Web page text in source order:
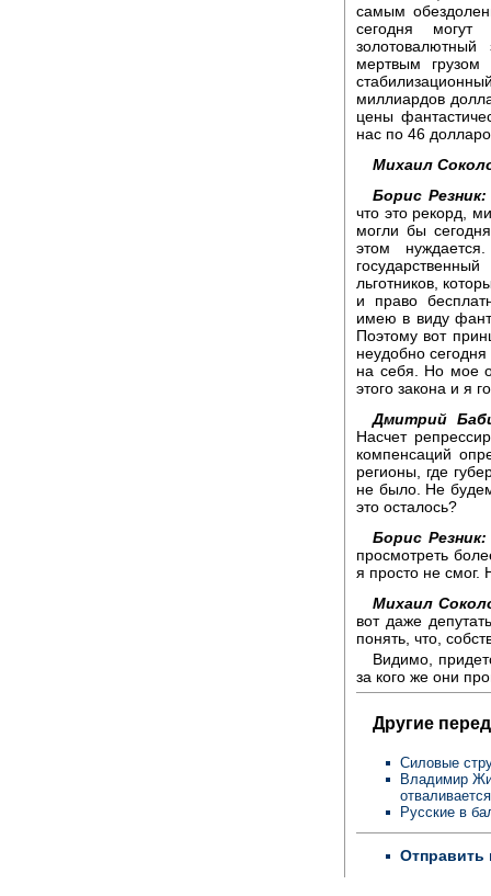
самым
сегодня
мертвым грузом
миллиардов
цены
нас по 46
Михаил
Борис Резник:
что это рекорд,
могли бы
этом
льготников,
и право
имею в виду
Поэтому вот
неудобно
на себя. Но мое
этого закона и я
Дмитрий
Насчет
компенсаций
регионы, где
не было. Не
это осталось?
Борис Резник:
просмотреть
я просто не смог.
Михаил
вот даже
понять, что,
Видимо,
за кого же они
Другие
Силовые
Владимир
Русские в
Отправить